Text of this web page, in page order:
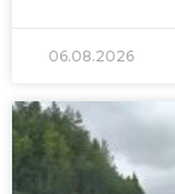
06.08.2026